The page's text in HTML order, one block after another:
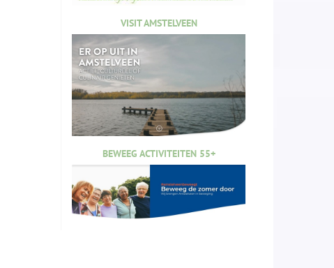
VISIT AMSTELVEEN
BEWEEG ACTIVITEITEN 55+